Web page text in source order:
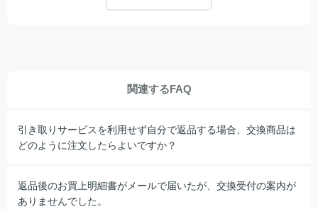
関連するFAQ
引き取りサービスを利用せず自分で返品する場合、交換商品は
どのように注文したらよいですか？
返品後のお買上明細書がメールで届いたが、交換受付の案内が
ありませんでした。